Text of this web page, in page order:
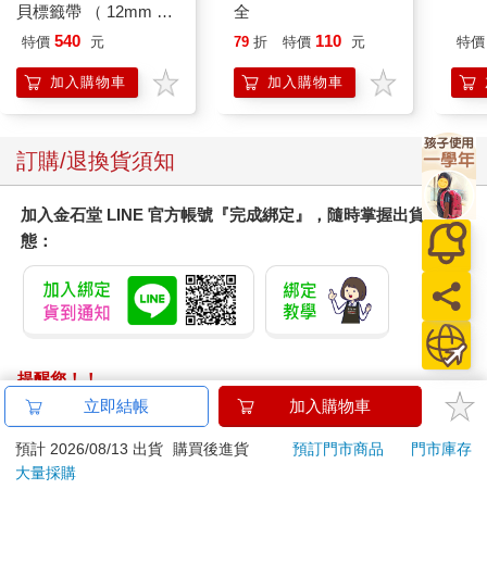
行善與保有美好，是人們和靈都要做的功課。當我們還擁有肉身
活在人世時，若能開始學習善與美，是最理想的。但是往往因為
成為靈，會更加敏銳，對於善也會更加理解並開始力行。靈到了
靈界之後，比在人世時有更強的領悟力與學習力了解道理與行
貝標籤帶 （ 12mm 藍
色SNOOPY ）
特價 540 元
加入購物車
全
79 折 特價 110 元
加入購物車
特價
訂購/退換貨須知
加入金石堂 LINE 官方帳號『完成綁定』，隨時掌握出貨動
態：
提醒您！！
金石堂及銀行均不會請您操作ATM! 如接獲電話要求您前往
ATM提款機，請不要聽從指示，以免受騙上當！
退換貨須知：
立即結帳 加入購物車
預計 2026/08/13 出貨 購買後進貨 預訂門市商品
門市庫存
大量採購